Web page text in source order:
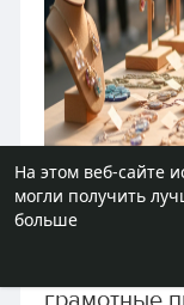
На этом веб-сайте
могли получить
большеСоздание
половина